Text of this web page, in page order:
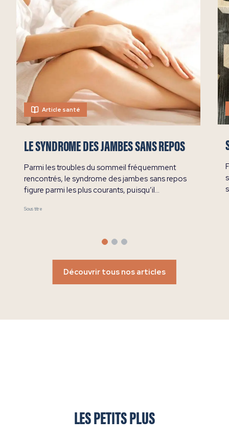
Article santé
LE SYNDROME DES JAMBES SANS REPOS
Parmi les troubles du sommeil fréquemment
rencontrés, le syndrome des jambes sans repos
figure parmi les plus courants, puisqu’il
Pourtant, il est encore mal connu et suscite
Sous titre
Découvrir tous nos articles
LES PETITS PLUS